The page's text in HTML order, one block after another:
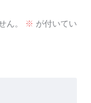
ん。 ※ が付いてい